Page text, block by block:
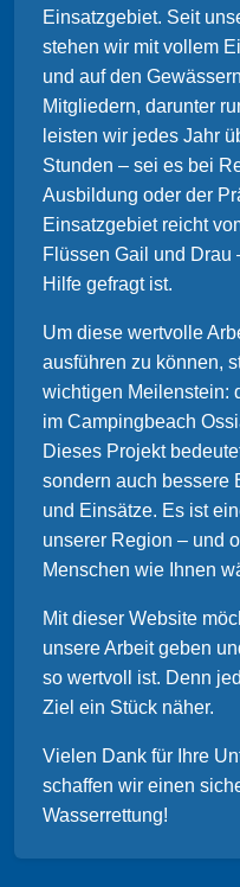
Einsatzgebiet. Seit
stehen wir mit vollem
und auf den
Mitgliedern, darunter
leisten wir jedes Jahr
Stunden – sei es bei
Ausbildung oder der
Einsatzgebiet reicht
Flüssen Gail und Drau
Hilfe gefragt ist.
Um diese wertvolle
ausführen zu können,
wichtigen Meilenstein:
im Campingbeach
Dieses Projekt
sondern auch bessere
und Einsätze. Es ist
unserer Region – und
Menschen wie Ihnen
Mit dieser Website
unsere Arbeit geben
so wertvoll ist. Denn
Ziel ein Stück näher.
Vielen Dank für Ihre
schaffen wir einen
Wasserrettung!